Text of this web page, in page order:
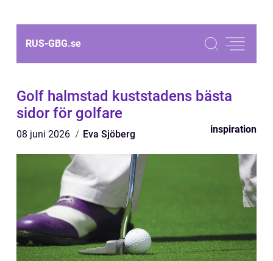
RUS-GBG.se
Golf halmstad kuststadens bästa
sidor för golfare
08 juni 2026 Eva Sjöberg inspiration